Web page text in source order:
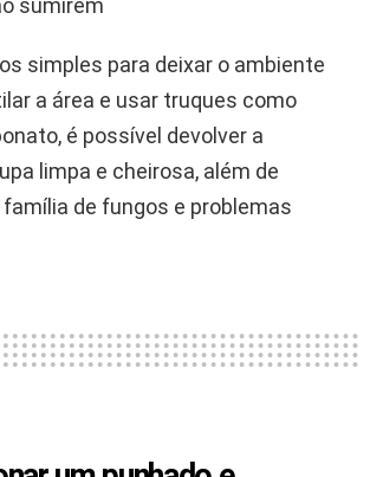
sumirem
simples para deixar o ambiente
a área e usar truques como
é possível devolver a
limpa e cheirosa, além de
de fungos e problemas